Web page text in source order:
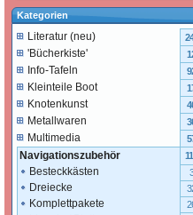
Kategorien
Literatur (neu)
'Bücherkiste'
Info-Tafeln
Kleinteile Boot
Knotenkunst
Metallwaren
Multimedia
Navigationszubehör
Besteckkästen 3
Dreiecke
Komplettpakete